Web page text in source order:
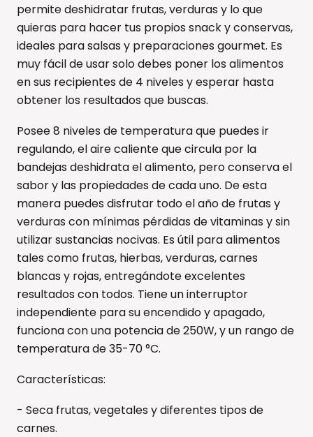
permite deshidratar frutas, verduras y lo que
quieras para hacer tus propios snack y conservas,
ideales para salsas y preparaciones gourmet. Es
muy fácil de usar solo debes poner los alimentos
en sus recipientes de 4 niveles y esperar hasta
obtener los resultados que buscas.
Posee 8 niveles de temperatura que puedes ir
regulando, el aire caliente que circula por la
bandejas deshidrata el alimento, pero conserva el
sabor y las propiedades de cada uno. De esta
manera puedes disfrutar todo el año de frutas y
verduras con mínimas pérdidas de vitaminas y sin
utilizar sustancias nocivas. Es útil para alimentos
tales como frutas, hierbas, verduras, carnes
blancas y rojas, entregándote excelentes
resultados con todos. Tiene un interruptor
independiente para su encendido y apagado,
funciona con una potencia de 250W, y un rango de
temperatura de 35-70 °C.
Características:
- Seca frutas, vegetales y diferentes tipos de
carnes.